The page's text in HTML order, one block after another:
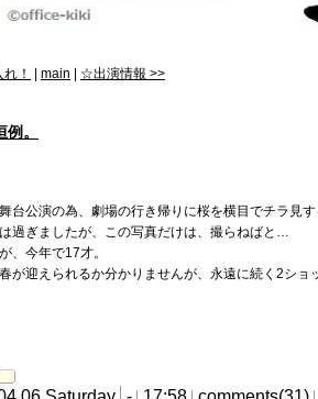
！ main ☆出演情報 >>
。
台公演の為、劇場の行き帰りに桜を横目でチラ見
過ぎましたが、この写真だけは、撮らねばと…
、今年で17才。
が迎えられるか分かりませんが、永遠に続く2ショ